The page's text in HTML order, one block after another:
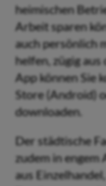
heimischen
Arbeit sparen
auch persönlich
helfen, zügig
App können Sie
Store (Android)
downloaden.
Der städtische
zudem in engem
aus